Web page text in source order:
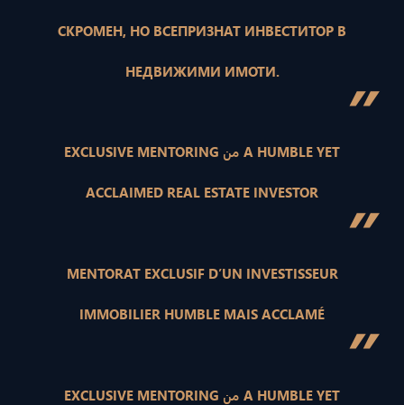
СКРОМЕН, НО ВСЕПРИЗНАТ ИНВЕСТИТОР В
НЕДВИЖИМИ ИМОТИ. ” EXCLUSIVE MENTORING من A HUMBLE YET
ACCLAIMED REAL ESTATE INVESTOR ”
MENTORAT EXCLUSIF D’UN INVESTISSEUR
IMMOBILIER HUMBLE MAIS ACCLAMÉ ” EXCLUSIVE MENTORING من A HUMBLE YET